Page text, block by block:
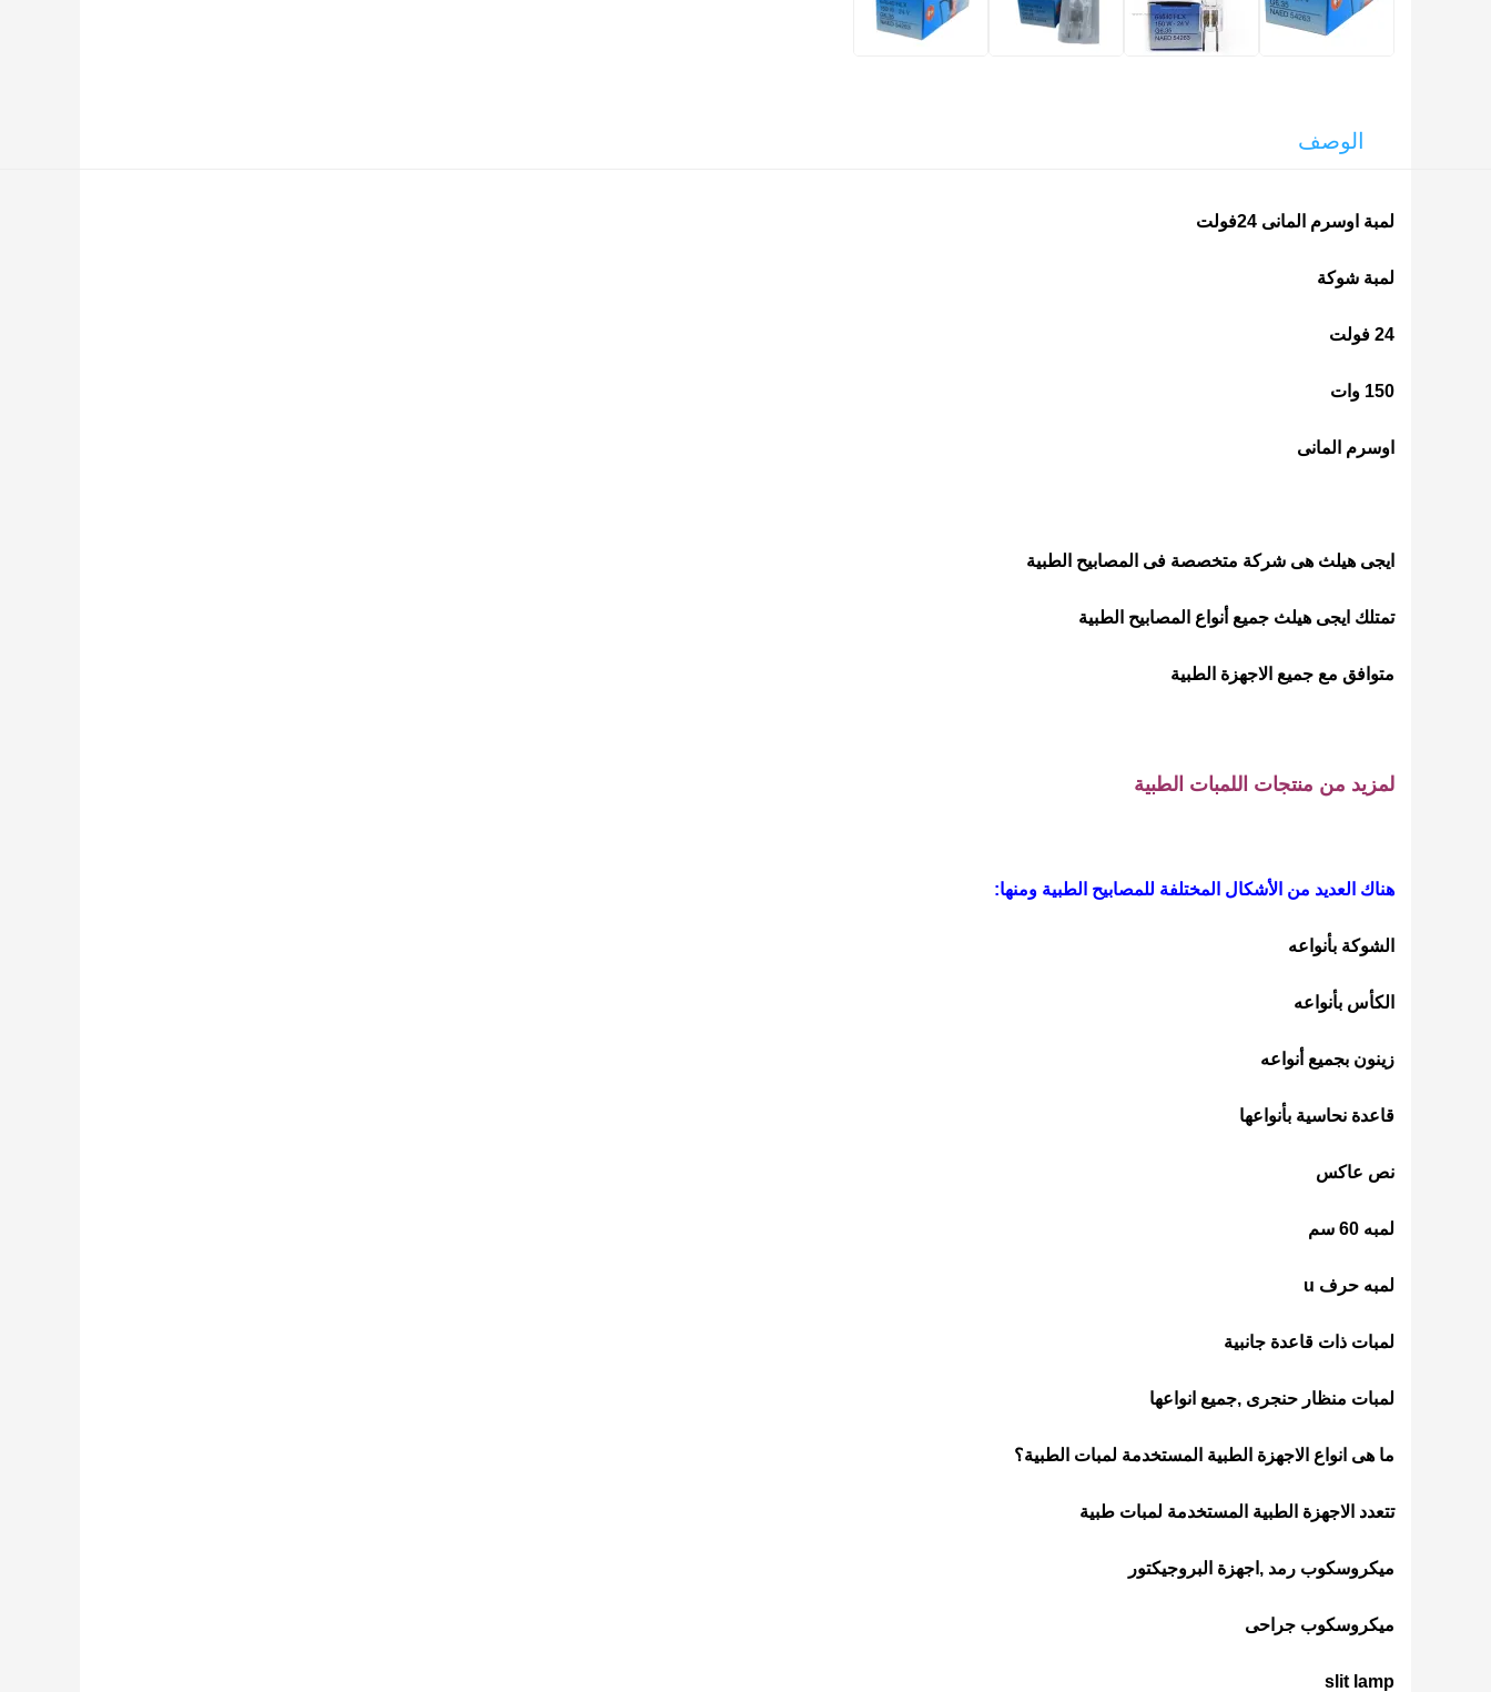
الوصف
لمبة اوسرم المانى 24فولت
لمبة شوكة
24 فولت
150 وات
اوسرم المانى
ايجى هيلث هى شركة متخصصة فى المصابيح الطبية
تمتلك ايجى هيلث جميع أنواع المصابيح الطبية
متوافق مع جميع الاجهزة الطبية
لمزيد من منتجات اللمبات الطبية
هناك العديد من الأشكال المختلفة للمصابيح الطبية ومنها:
الشوكة بأنواعه
الكأس بأنواعه
زينون بجميع أنواعه
قاعدة نحاسية بأنواعها
نص عاكس
لمبه 60 سم
لمبه حرف u
لمبات ذات قاعدة جانبية
لمبات منظار حنجرى ,جميع انواعها
ما هى انواع الاجهزة الطبية المستخدمة لمبات الطبية؟
تتعدد الاجهزة الطبية المستخدمة لمبات طبية
ميكروسكوب رمد ,اجهزة البروجيكتور
ميكروسكوب جراحى
slit lamp